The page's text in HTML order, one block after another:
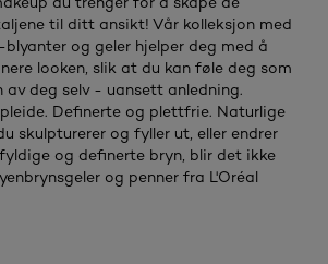
til ditt ansikt! Vår kolleksjon med
blyanter og geler hjelper deg med å
looken, slik at du kan føle deg som
av deg selv - uansett anledning.
Definerte og plettfrie. Naturlige
skulpturerer og fyller ut, eller endrer
og definerte bryn, blir det ikke
og penner fra L'Oréal